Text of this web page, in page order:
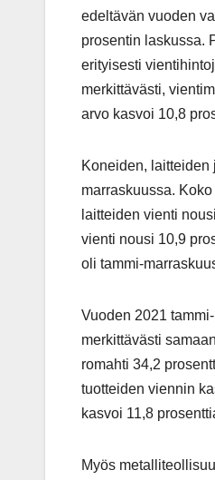
edeltävän vuoden
prosentin laskussa.
erityisesti
merkittävästi,
arvo kasvoi 10,8
Koneiden,
marraskuussa.
laitteiden vienti
vienti nousi 10,9
oli tammi-
Vuoden 2021
merkittävästi
romahti 34,2
tuotteiden viennin
kasvoi 11,8
Myös